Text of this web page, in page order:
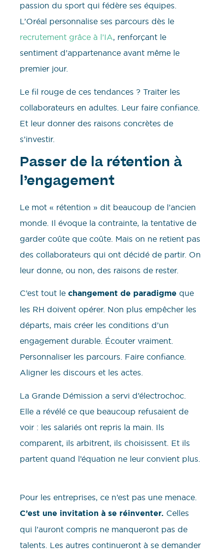
passion du sport qui fédère ses équipes.
L’Oréal personnalise ses parcours dès le
recrutement grâce à l’IA, renforçant le
sentiment d’appartenance avant même le
premier jour.
Le fil rouge de ces tendances ? Traiter les
collaborateurs en adultes. Leur faire confiance.
Et leur donner des raisons concrètes de
s’investir.
Passer de la rétention à
l’engagement
Le mot « rétention » dit beaucoup de l’ancien
monde. Il évoque la contrainte, la tentative de
garder coûte que coûte. Mais on ne retient pas
des collaborateurs qui ont décidé de partir. On
leur donne, ou non, des raisons de rester.
C’est tout le changement de paradigme que
les RH doivent opérer. Non plus empêcher les
départs, mais créer les conditions d’un
engagement durable. Écouter vraiment.
Personnaliser les parcours. Faire confiance.
Aligner les discours et les actes.
La Grande Démission a servi d’électrochoc.
Elle a révélé ce que beaucoup refusaient de
voir : les salariés ont repris la main. Ils
comparent, ils arbitrent, ils choisissent. Et ils
partent quand l’équation ne leur convient plus.
Pour les entreprises, ce n’est pas une menace.
C’est une invitation à se réinventer. Celles
qui l’auront compris ne manqueront pas de
talents. Les autres continueront à se demander